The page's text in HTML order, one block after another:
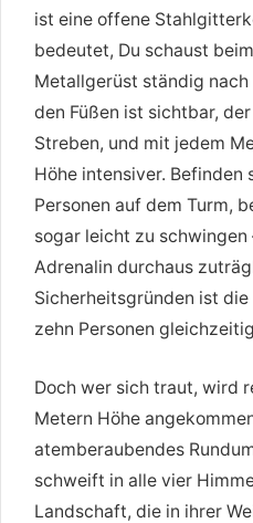
ist eine offene
bedeutet, Du schaust
Metallgerüst ständig nach
den Füßen ist sichtbar,
Streben, und mit jedem
Höhe intensiver.
Personen auf dem Turm,
sogar leicht zu schwingen
Adrenalin durchaus
Sicherheitsgründen ist
zehn Personen
Doch wer sich traut, wird
Metern Höhe
atemberaubendes
schweift in alle vier
Landschaft, die in ihrer